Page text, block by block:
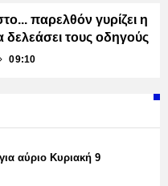
παρελθόν γυρίζει η
δελεάσει τους οδηγούς
09:10
αύριο Κυριακή 9